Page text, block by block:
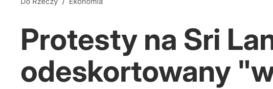
Protesty na Sri
odeskortowany